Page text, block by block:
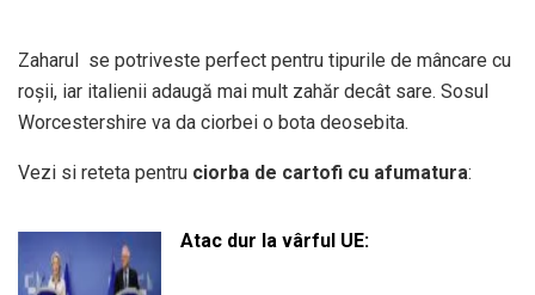
Zaharul se potriveste perfect pentru tipurile de mâncare cu
roșii, iar italienii adaugă mai mult zahăr decât sare. Sosul
Worcestershire va da ciorbei o bota deosebita.
Vezi si reteta pentru ciorba de cartofi cu afumatura:
Atac dur la vârful UE: